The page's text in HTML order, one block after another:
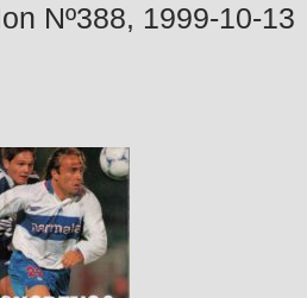
Nº388, 1999-10-13